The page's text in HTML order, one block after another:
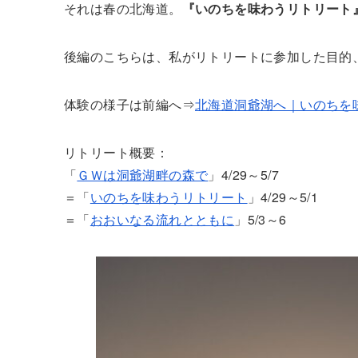
それは春の北海道。 『いのちを味わうリトリート
後編のこちらは、私がリトリートに参加した目
体験の様子は前編へ⇒北海道洞爺湖へ｜いのち
リトリート概要：
「ＧＷは洞爺湖畔の森で」4/29～5/7
＝「いのちを味わうリトリート 」4/29～5/1
＝「おおいなる流れとともに 」5/3～6